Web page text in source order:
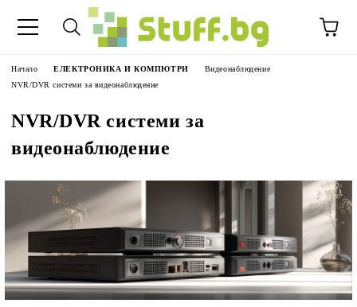
Начало ЕЛЕКТРОНИКА И КОМПЮТРИ
Видеонаблюдение
NVR/DVR системи за видеонаблюдение
NVR/DVR системи за
видеонаблюдение